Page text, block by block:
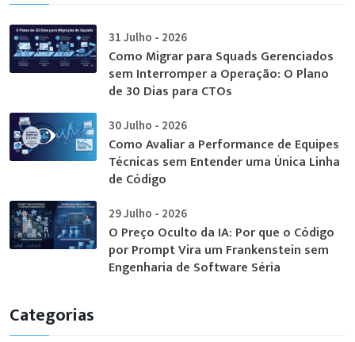
31 Julho - 2026
Como Migrar para Squads Gerenciados
sem Interromper a Operação: O Plano
de 30 Dias para CTOs
30 Julho - 2026
Como Avaliar a Performance de Equipes
Técnicas sem Entender uma Única Linha
de Código
29 Julho - 2026
O Preço Oculto da IA: Por que o Código
por Prompt Vira um Frankenstein sem
Engenharia de Software Séria
Categorias